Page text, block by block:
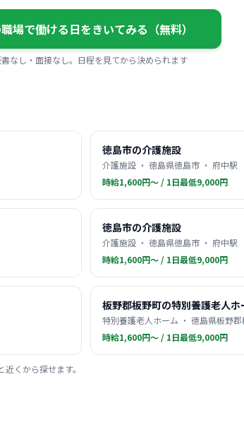
場で働ける日をきいてみる（無料）
なし・面接なし。日程を見てから決められます
徳島市の介護施設
介護施設 ・ 徳島県徳島市 ・ 府中駅
時給1,600円〜 / 1日最低9,000円
徳島市の介護施設
介護施設 ・ 徳島県徳島市 ・ 府中駅
時給1,600円〜 / 1日最低9,000円
板野郡板野町の特別養護老人ホ
特別養護老人ホーム ・ 徳島県板野
時給1,600円〜 / 1日最低9,000円
くから探せます。